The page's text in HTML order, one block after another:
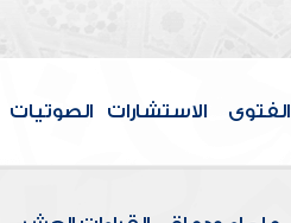
الفتوى الاستشارات الصوتيات